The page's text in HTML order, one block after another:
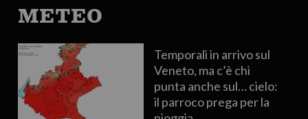
METEO
Temporali in arrivo sul
Veneto, ma c’è chi
punta anche sul… cielo:
il parroco prega per la